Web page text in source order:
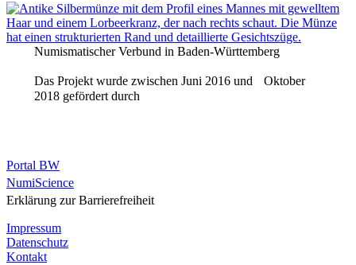
Numismatischer Verbund in Baden-Württemberg
Das Projekt wurde zwischen Juni 2016 und Oktober
2018 gefördert durch
Portal BW
NumiScience
Erklärung zur Barrierefreiheit
Impressum
Datenschutz
Kontakt